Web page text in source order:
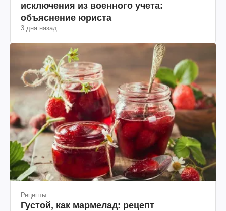
исключения из военного учета:
объяснение юриста
3 дня назад
Рецепты
Густой, как мармелад: рецепт